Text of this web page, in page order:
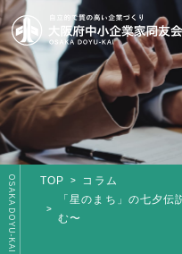
TOP
コラム
「星のまち」の七夕
む〜
OSAKA DOYU-KAI